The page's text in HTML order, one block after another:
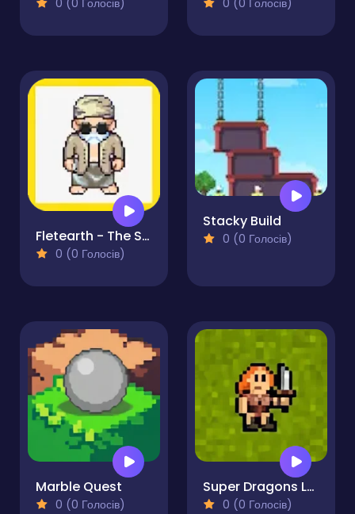
0 (0 Голосів) 0 (0 Голосів)
Fletearth - The Sendbox Game
0 (0 Голосів)
Stacky Build
0 (0 Голосів)
Marble Quest
0 (0 Голосів)
Super Dragons Lair
0 (0 Голосів)